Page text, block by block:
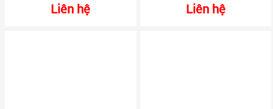
Liên hệ Liên hệ